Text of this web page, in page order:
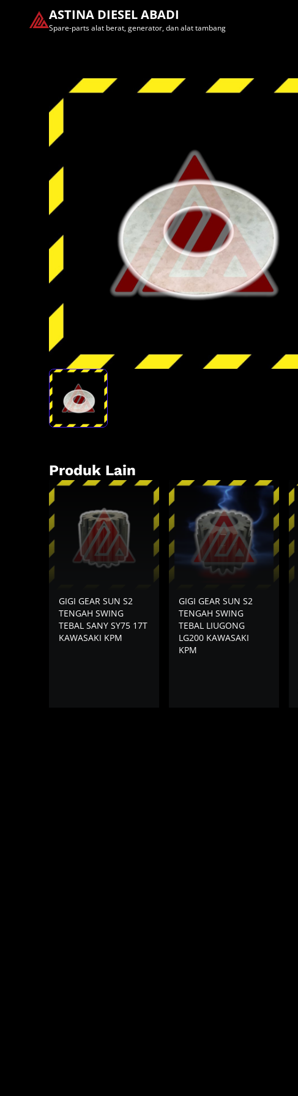
ASTINA DIESEL ABADI
Spare-parts alat berat, generator, dan alat tambang
Produk Lain
GIGI GEAR SUN S2
TENGAH SWING
TEBAL SANY SY75 17T
KAWASAKI KPM
GIGI GEAR SUN S2
TENGAH SWING
TEBAL LIUGONG
LG200 KAWASAKI
KPM